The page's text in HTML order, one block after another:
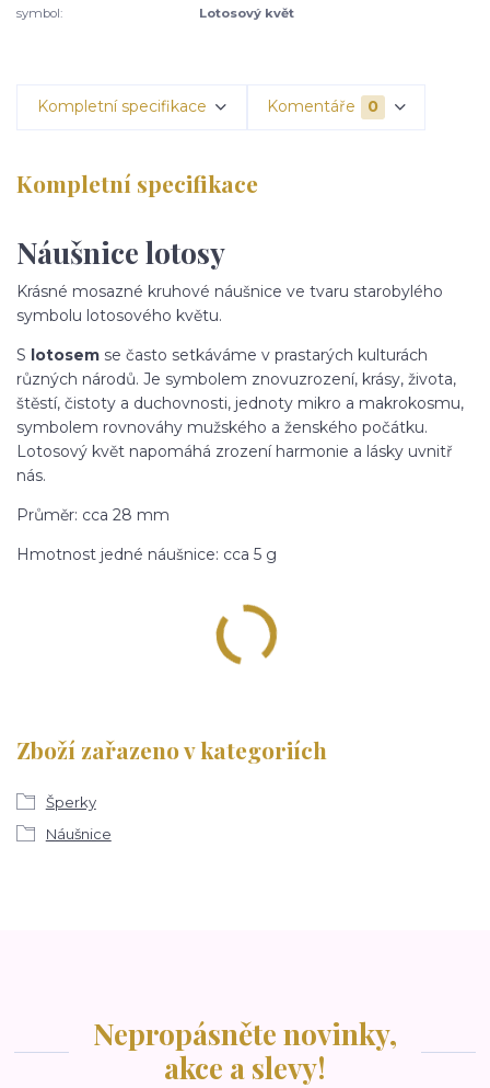
symbol:
Lotosový květ
Kompletní specifikace Komentáře 0
Kompletní specifikace
Náušnice lotosy
Krásné mosazné kruhové náušnice ve tvaru starobylého
symbolu lotosového květu.
S lotosem se často setkáváme v prastarých kulturách
různých národů. Je symbolem znovuzrození, krásy, života,
štěstí, čistoty a duchovnosti, jednoty mikro a makrokosmu,
symbolem rovnováhy mužského a ženského počátku.
Lotosový květ napomáhá zrození harmonie a lásky uvnitř
nás.
Průměr: cca 28 mm
Hmotnost jedné náušnice: cca 5 g
Zboží zařazeno v kategoriích
Šperky
Náušnice
Nepropásněte novinky,
akce a slevy!